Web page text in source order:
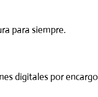
para siempre.
digitales por encargo